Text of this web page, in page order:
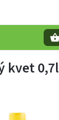
kvet 0,7l